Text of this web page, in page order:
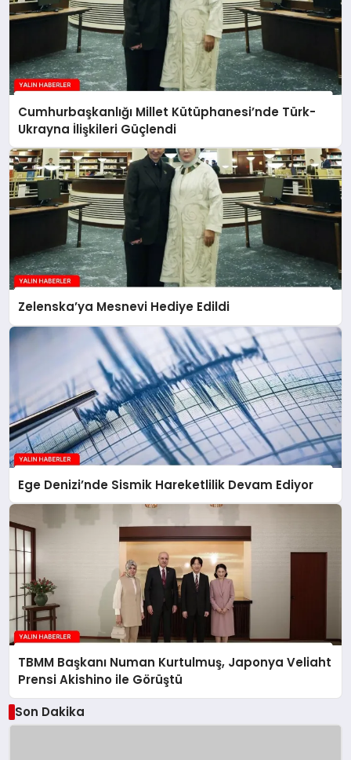
Cumhurbaşkanlığı Millet Kütüphanesi’nde Türk-
Ukrayna İlişkileri Güçlendi
Zelenska’ya Mesnevi Hediye Edildi
Ege Denizi’nde Sismik Hareketlilik Devam Ediyor
TBMM Başkanı Numan Kurtulmuş, Japonya Veliaht
Prensi Akishino ile Görüştü
Son Dakika